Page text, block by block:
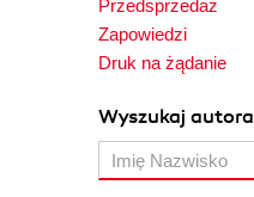
Przedsprzedaż
Zapowiedzi
Druk na żądanie
Wyszukaj autora